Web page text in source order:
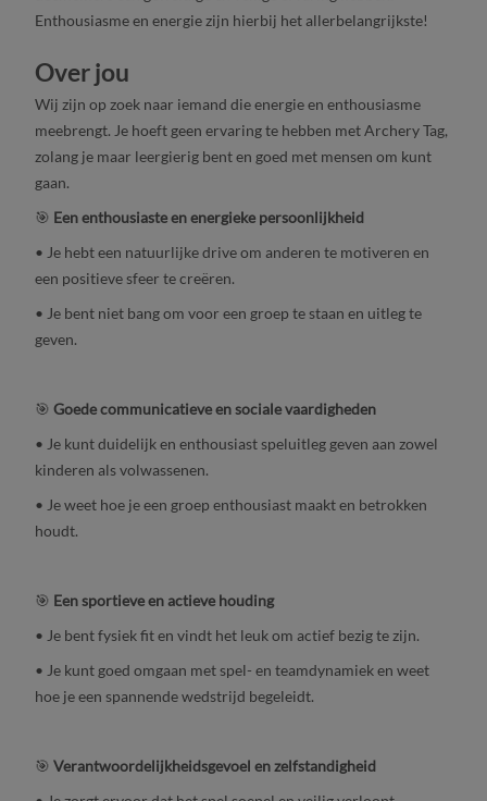
Enthousiasme en energie zijn hierbij het allerbelangrijkste!
Over jou
Wij zijn op zoek naar iemand die energie en enthousiasme
meebrengt. Je hoeft geen ervaring te hebben met Archery Tag,
zolang je maar leergierig bent en goed met mensen om kunt
gaan.
🎯 Een enthousiaste en energieke persoonlijkheid
• Je hebt een natuurlijke drive om anderen te motiveren en
een positieve sfeer te creëren.
• Je bent niet bang om voor een groep te staan en uitleg te
geven.
🎯 Goede communicatieve en sociale vaardigheden
• Je kunt duidelijk en enthousiast speluitleg geven aan zowel
kinderen als volwassenen.
• Je weet hoe je een groep enthousiast maakt en betrokken
houdt.
🎯 Een sportieve en actieve houding
• Je bent fysiek fit en vindt het leuk om actief bezig te zijn.
• Je kunt goed omgaan met spel- en teamdynamiek en weet
hoe je een spannende wedstrijd begeleidt.
🎯 Verantwoordelijkheidsgevoel en zelfstandigheid